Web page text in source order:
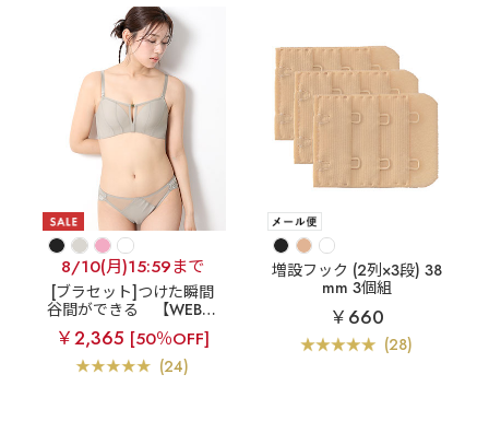
8/10(月)15:59まで
[ブラセット]つけた瞬間
谷間ができる
【WEB限
定】デコルテリフト 超盛
ブラ(R) ブラジャー&ショ
ーツ
￥2,365 [50％OFF]
(24)
増設フック (2列×3段) 38
mm 3個組
￥660
(28)